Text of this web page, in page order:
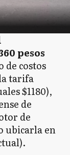
pesos
de costos
tarifa
$1180),
de
de
ubicarla en